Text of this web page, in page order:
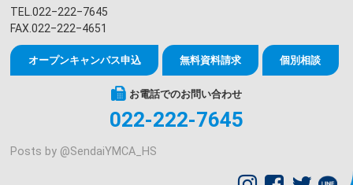
TEL.022‒222‒7645
FAX.022‒222‒4651
オープンキャンパス申込 無料資料請求 個別相談
お電話でのお問い合わせ
022-222-7645
Posts by @SendaiYMCA_HS